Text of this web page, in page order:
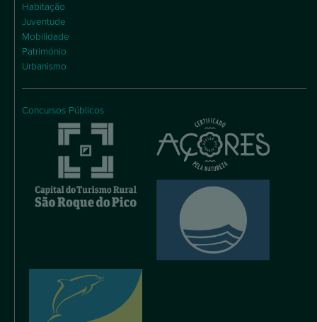
Habitação
Juventude
Mobilidade
Património
Urbanismo
Concursos Públicos